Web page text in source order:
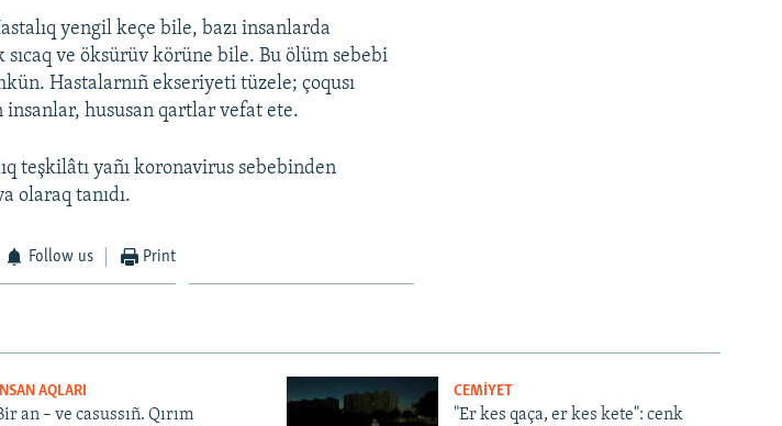
yengil keçe bile, bazı insanlarda
ve öksürüv körüne bile. Bu ölüm sebebi
Hastalarnıñ ekseriyeti tüzele; çoqusı
insanlar, hususan qartlar vefat ete.
teşkilâtı yañı koronavirus sebebinden
olaraq tanıdı.
Follow us Print
İNSAN AQLARI
an – ve casussıñ. Qırım
CEMİYET
"Er kes qaça, er kes kete": cenk